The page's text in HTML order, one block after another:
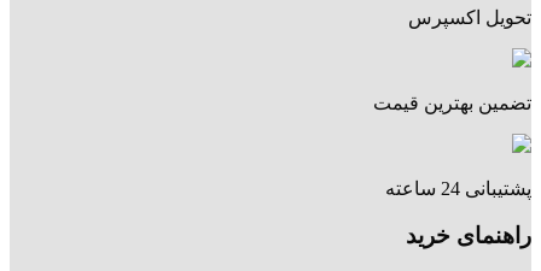
تحویل اکسپرس
تضمین بهترین قیمت
پشتیبانی 24 ساعته
راهنمای خرید